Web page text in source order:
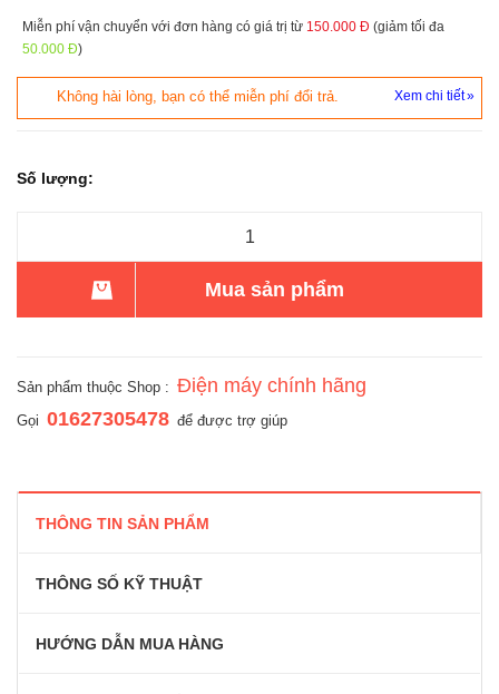
Miễn phí vận chuyển với đơn hàng có giá trị từ 150.000 Đ (giảm tối đa
50.000 Đ)
Không hài lòng, bạn có thể miễn phí đổi trả. Xem chi tiết
Số lượng:
Mua sản phẩm
Sản phẩm thuộc Shop : Điện máy chính hãng
Gọi 01627305478 để được trợ giúp
THÔNG TIN SẢN PHẨM
THÔNG SỐ KỸ THUẬT
HƯỚNG DẪN MUA HÀNG